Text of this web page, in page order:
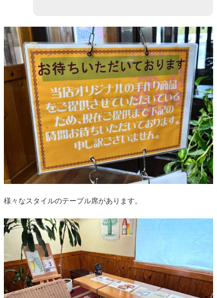
様々なスタイルのテーブル席があります。